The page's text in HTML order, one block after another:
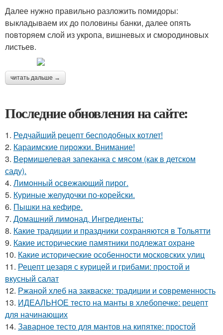
Далее нужно правильно разложить помидоры:
выкладываем их до половины банки, далее опять
повторяем слой из укропа, вишневых и смородиновых
листьев.
читать дальше →
Последние обновления на сайте:
1. Редчайший рецепт бесподобных котлет!
2. Караимские пирожки. Внимание!
3. Вермишелевая запеканка с мясом (как в детском
саду).
4. Лимонный освежающий пирог.
5. Куриные желудочки по-корейски.
6. Пышки на кефире.
7. Домашний лимонад. Ингредиенты:
8. Какие традиции и праздники сохраняются в Тольятти
9. Какие исторические памятники подлежат охране
10. Какие исторические особенности московских улиц
11. Рецепт цезаря с курицей и грибами: простой и
вкусный салат
12. Ржаной хлеб на закваске: традиции и современность
13. ИДЕАЛЬНОЕ тесто на манты в хлебопечке: рецепт
для начинающих
14. Заварное тесто для мантов на кипятке: простой